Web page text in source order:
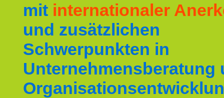
mit internationaler
und zusätzlichen
Schwerpunkten in
Unternehmensberatung